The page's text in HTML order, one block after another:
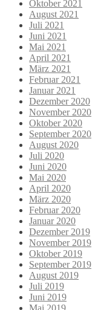
Oktober 2021
August 2021
Juli 2021
Juni 2021
Mai 2021
April 2021
März 2021
Februar 2021
Januar 2021
Dezember 2020
November 2020
Oktober 2020
September 2020
August 2020
Juli 2020
Juni 2020
Mai 2020
April 2020
März 2020
Februar 2020
Januar 2020
Dezember 2019
November 2019
Oktober 2019
September 2019
August 2019
Juli 2019
Juni 2019
Mai 2019